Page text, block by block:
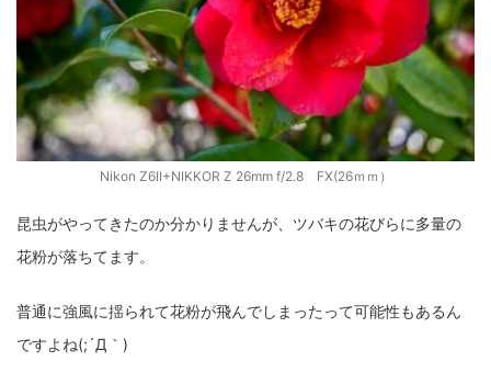
Nikon Z6II+NIKKOR Z 26mm f/2.8 FX(26ｍｍ）
昆虫がやってきたのか分かりませんが、ツバキの花びらに多量の
花粉が落ちてます。
普通に強風に揺られて花粉が飛んでしまったって可能性もあるん
ですよね(;´Д｀)